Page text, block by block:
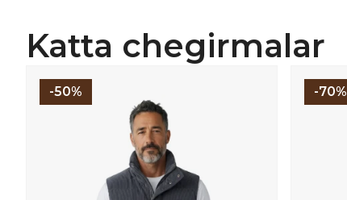
Katta chegirmalar
-50% -70%